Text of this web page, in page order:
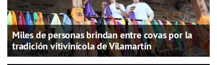
Miles de personas brindan entre covas por la
tradición vitivinícola de Vilamartín